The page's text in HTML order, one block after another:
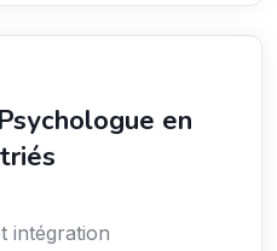
en
intégration